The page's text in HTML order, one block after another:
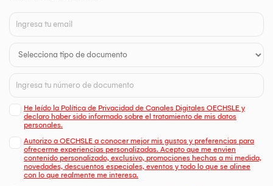
He leído la Política de Privacidad de Canales Digitales OECHSLE y
declaro haber sido informado sobre el tratamiento de mis datos
personales.
Autorizo a OECHSLE a conocer mejor mis gustos y preferencias para
ofrecerme experiencias personalizadas. Acepto que me envien
contenido personalizado, exclusivo, promociones hechas a mi medida,
novedades, descuentos especiales, eventos y todo lo que se alinee
con lo que realmente me interesa.